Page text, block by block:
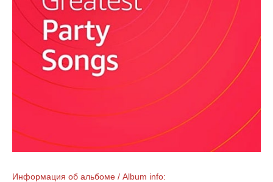
Информация об альбоме / Album info: